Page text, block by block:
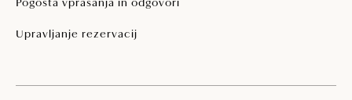
Pogosta vprašanja in odgovori
Upravljanje rezervacij